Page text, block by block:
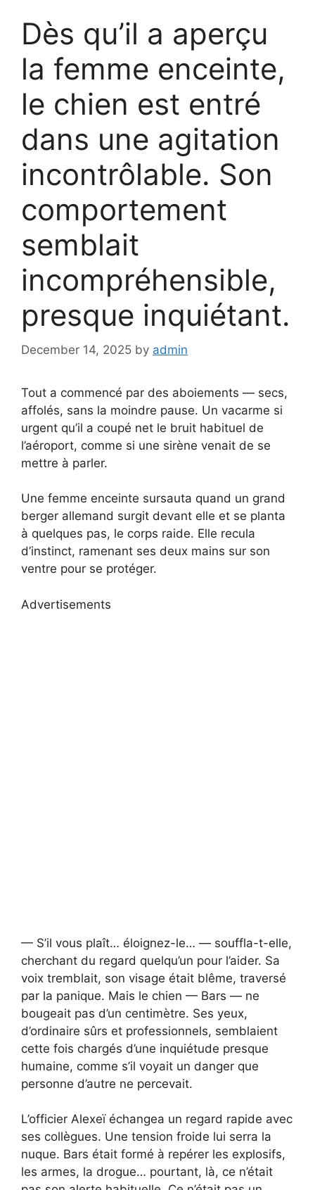
Dès qu’il a aperçu
la femme enceinte,
le chien est entré
dans une agitation
incontrôlable. Son
comportement
semblait
incompréhensible,
presque inquiétant.
December 14, 2025 by admin
Tout a commencé par des aboiements — secs,
affolés, sans la moindre pause. Un vacarme si
urgent qu’il a coupé net le bruit habituel de
l’aéroport, comme si une sirène venait de se
mettre à parler.
Une femme enceinte sursauta quand un grand
berger allemand surgit devant elle et se planta
à quelques pas, le corps raide. Elle recula
d’instinct, ramenant ses deux mains sur son
ventre pour se protéger.
Advertisements
— S’il vous plaît… éloignez-le… — souffla-t-elle,
cherchant du regard quelqu’un pour l’aider. Sa
voix tremblait, son visage était blême, traversé
par la panique. Mais le chien — Bars — ne
bougeait pas d’un centimètre. Ses yeux,
d’ordinaire sûrs et professionnels, semblaient
cette fois chargés d’une inquiétude presque
humaine, comme s’il voyait un danger que
personne d’autre ne percevait.
L’officier Alexeï échangea un regard rapide avec
ses collègues. Une tension froide lui serra la
nuque. Bars était formé à repérer les explosifs,
les armes, la drogue… pourtant, là, ce n’était